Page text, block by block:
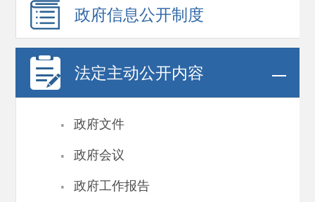
政府信息公开制度
法定主动公开内容
· 政府文件
· 政府会议
· 政府工作报告